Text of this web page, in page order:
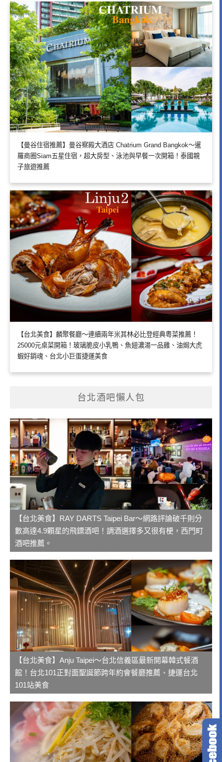
【曼谷住宿推薦】曼谷察殿大酒店 Chatrium Grand Bangkok～暹
羅商圈Siam五星住宿，超大房型、泳池與早餐一次開箱！泰國親
子旅遊推薦
【台北美食】麟聚餐廳～連續兩年米其林必比登經典粵菜推薦！
25000元桌菜開箱！玻璃脆皮小乳鴨、魚翅濃湯一品雞、油焗大虎
蝦好銷魂、台北小巨蛋捷運美食
台北酒吧懶人包
【台北美食】RAY DARTS Taipei Bar～網路評論破千則分
數高達4.9顆星的飛鏢酒吧！調酒選擇多又很有梗，西門町
酒吧推薦。
【台北美食】Anju Taipei～台北信義區最新開幕韓式餐酒
館！台北101正對面聖誕節跨年約會餐廳推薦、捷運台北
101站美食